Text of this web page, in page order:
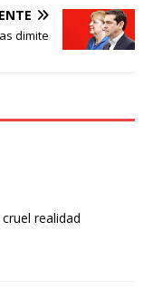
dimite
realidad